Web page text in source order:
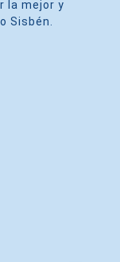
la mejor y
Sisbén.